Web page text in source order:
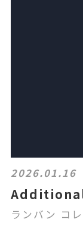
2026.01.16
ランバン コ